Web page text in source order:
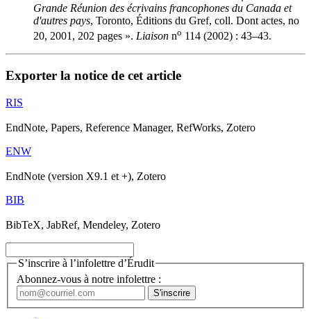
Grande Réunion des écrivains francophones du Canada et
d'autres pays, Toronto, Éditions du Gref, coll. Dont actes, no
20, 2001, 202 pages ». Liaison no 114 (2002) : 43–43.
Exporter la notice de cet article
RIS
EndNote, Papers, Reference Manager, RefWorks, Zotero
ENW
EndNote (version X9.1 et +), Zotero
BIB
BibTeX, JabRef, Mendeley, Zotero
S’inscrire à l’infolettre d’Érudit
Abonnez-vous à notre infolettre :